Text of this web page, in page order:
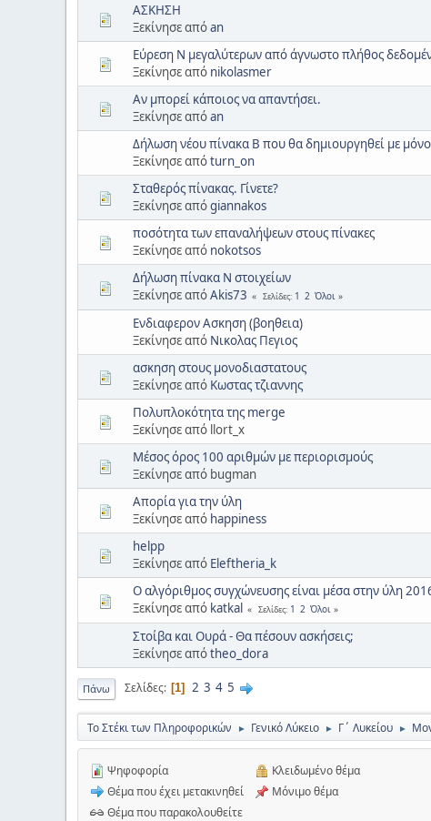
ΑΣΚΗΣΗ
Ξεκίνησε απόan
Εύρεση Ν μεγαλύτερων από άγνωστο πλήθος
Ξεκίνησε από nikolasmer
Αν μπορεί κάποιος να απαντήσει.
Ξεκίνησε απόan
Δήλωση νέου πίνακα Β που θα δημιουργηθεί με μόνο
Ξεκίνησε απόturn_on
Σταθερός πίνακας. Γίνετε?
Ξεκίνησε απόgiannakos
ποσότητα των επαναλήψεων στους πίνακες
Ξεκίνησε από nokotsos
Δήλωση πίνακα Ν στοιχείων
Ξεκίνησε απόAkis73 Σελίδες 1 2 Όλοι
Ενδιαφερον Ασκηση (βοηθεια)
Ξεκίνησε από Νικολας Πεγιος
ασκηση στους μονοδιαστατους
Ξεκίνησε από Κωστας τζιαννης
Πολυπλοκότητα της merge
Ξεκίνησε από llort_x
Μέσος όρος 100 αριθμών με περιορισμούς
Ξεκίνησε από bugman
Απορία για την ύλη
Ξεκίνησε από happiness
helpp
Ξεκίνησε από Eleftheria_k
Ο αλγόριθμος συγχώνευσης είναι μέσα στην ύλη
Ξεκίνησε από katkal Σελίδες 1 2 Όλοι
Στοίβα και Ουρά - Θα πέσουν ασκήσεις;
Ξεκίνησε απόtheo_dora
Πάνω Σελίδες 1 2 3 4 5
Το Στέκι των Πληροφορικών ► Γενικό Λύκειο ► Γ΄ Λυκείου ►
Ψηφοφορία
Θέμα που έχει μετακινηθεί
Κλειδωμένο θέμα
Μόνιμο θέμα
Θέμα που παρακολουθείτε